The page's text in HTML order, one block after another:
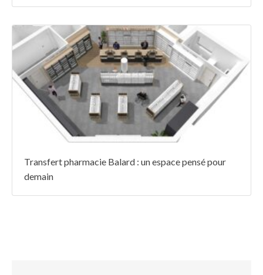
Transfert pharmacie Balard : un espace pensé pour
demain